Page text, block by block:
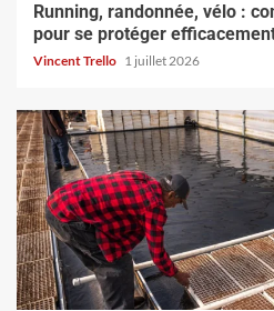
Running, randonnée, vélo :
pour se protéger
Vincent Trello 1 juillet 2026